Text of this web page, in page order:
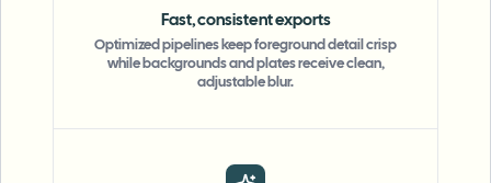
Fast, consistent exports
Optimized pipelines keep foreground detail crisp
while backgrounds and plates receive clean,
adjustable blur.